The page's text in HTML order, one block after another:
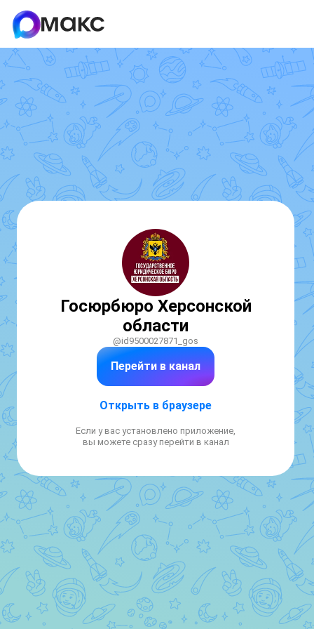
Госюрбюро Херсонской
области
@id9500027871_gos
Перейти в канал
Открыть в браузере
Если у вас установлено приложение,
вы можете сразу перейти в канал